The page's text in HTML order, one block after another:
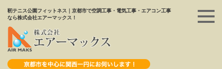
靭テニス公園フィットネス｜京都市で空調工事・電気工事・エアコン工事
なら株式会社エアーマックス！